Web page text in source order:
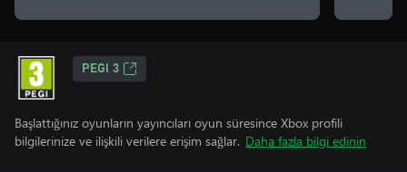
PEGI 3
Başlattığınız oyunların yayıncıları oyun süresince Xbox profili
bilgilerinize ve ilişkili verilere erişim sağlar. Daha fazla bilgi edinin